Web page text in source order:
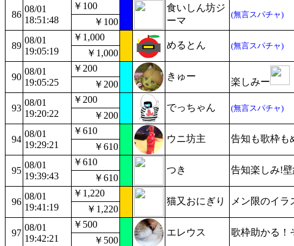
86
08/01
18:51:48
￥100
食いしん坊ジ
ーマ
(無言スパチャ)
￥100
89
08/01
19:05:19
￥1,000
めるとん (無言スパチャ)
￥1,000
90
08/01
19:05:25
￥200
きゅー
楽しみー
￥200
93
08/01
19:20:22
￥200
でっちゃん (無言スパチャ)
￥200
94
08/01
19:29:21
￥610
ウニ坊主 告知も歌枠も
￥610
95
08/01
19:39:43
￥610
つき 告知楽しみ!壁
￥610
96
08/01
19:41:19
￥1,220
猫又おにぎり メン限のイ
￥1,220
97
08/01
19:42:21
￥500
エレウス 歌枠助かる！
￥500